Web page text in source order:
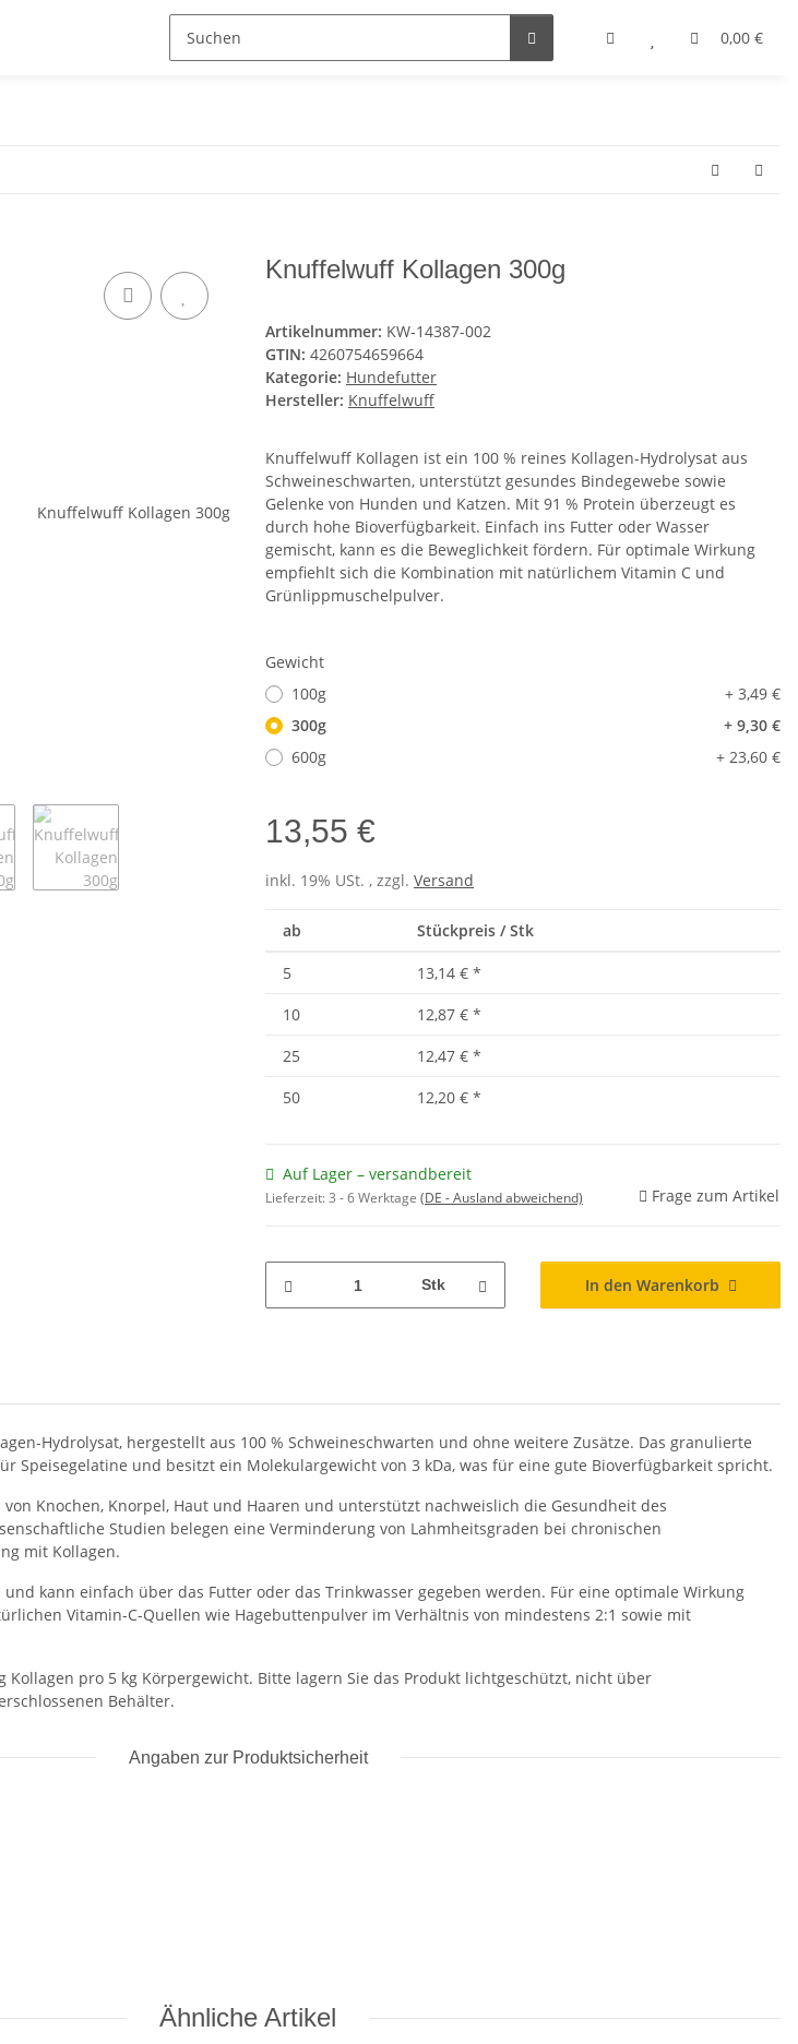
0,00 €
Knuffelwuff Kollagen 300g
Artikelnummer: KW-14387-002
GTIN: 4260754659664
Kategorie: Hundefutter
Hersteller: Knuffelwuff
Knuffelwuff Kollagen ist ein 100 % reines Kollagen-Hydrolysat aus
Schweineschwarten, unterstützt gesundes Bindegewebe sowie
Gelenke von Hunden und Katzen. Mit 91 % Protein überzeugt es
durch hohe Bioverfügbarkeit. Einfach ins Futter oder Wasser
gemischt, kann es die Beweglichkeit fördern. Für optimale Wirkung
empfiehlt sich die Kombination mit natürlichem Vitamin C und
Grünlippmuschelpulver.
Gewicht
100g
+ 3,49 €
300g
+ 9,30 €
600g
+ 23,60 €
13,55 €
inkl. 19% USt. , zzgl. Versand
ab Stückpreis / Stk
5 13,14 € *
10
12,87 € *
25
12,47 € *
50
12,20 € *
Auf Lager – versandbereit
Lieferzeit:3 - 6 Werktage (DE - Ausland abweichend) Frage zum Artikel
Stk In den Warenkorb
Hydrolysat, hergestellt aus 100 % Schweineschwarten und ohne weitere Zusätze. Das granulierte
Speisegelatine und besitzt ein Molekulargewicht von 3 kDa, was für eine gute Bioverfügbarkeit spricht.
Knochen, Knorpel, Haut und Haaren und unterstützt nachweislich die Gesundheit des
Studien belegen eine Verminderung von Lahmheitsgraden bei chronischen
mit Kollagen.
und kann einfach über das Futter oder das Trinkwasser gegeben werden. Für eine optimale Wirkung
Vitamin-C-Quellen wie Hagebuttenpulver im Verhältnis von mindestens 2:1 sowie mit
Kollagen pro 5 kg Körpergewicht. Bitte lagern Sie das Produkt lichtgeschützt, nicht über
Behälter.
Angaben zur Produktsicherheit
Ähnliche Artikel